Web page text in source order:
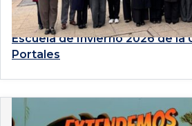
4 de agosto de 2026
Estudiantes de Derecho PUCP
Escuela de Invierno 2026 de la
Portales